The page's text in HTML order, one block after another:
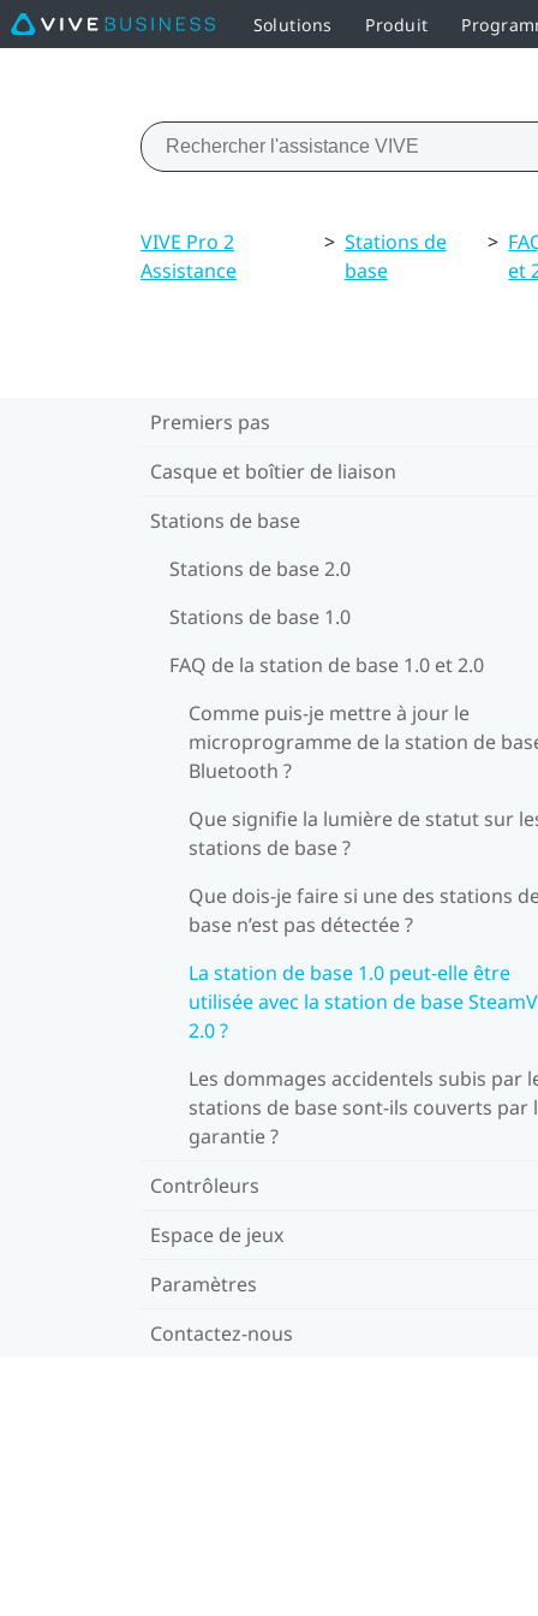
Solutions Produit
VIVE Pro 2
Assistance
> Stations de
base
>
et
Premiers pas
Casque et boîtier de liaison
Stations de base
Stations de base 2.0
Stations de base 1.0
FAQ de la station de base 1.0 et 2.0
Comme puis-je mettre à jour le
microprogramme de la station de
Bluetooth ?
Que signifie la lumière de statut sur
stations de base ?
Que dois-je faire si une des stations
base n’est pas détectée ?
La station de base 1.0 peut-elle être
utilisée avec la station de base
2.0 ?
Les dommages accidentels subis par
stations de base sont-ils couverts par
garantie ?
Contrôleurs
Espace de jeux
Paramètres
Contactez-nous